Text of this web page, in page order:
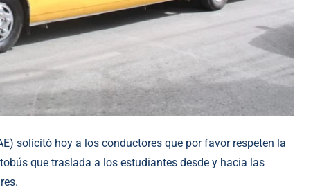
solicitó hoy a los conductores que por favor respeten la
que traslada a los estudiantes desde y hacia las